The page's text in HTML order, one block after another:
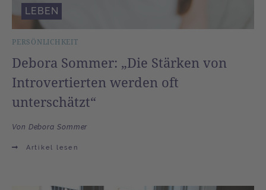
PERSÖNLICHKEIT
Debora Sommer: „Die Stärken von
Introvertierten werden oft
unterschätzt“
Von Debora Sommer
Artikel lesen
LEBEN